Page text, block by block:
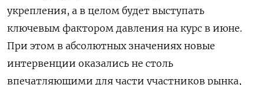
укрепления, а в целом будет выступать
ключевым фактором давления на курс в июне.
При этом в абсолютных ​значениях новые
интервенции оказались не столь
впечатляющими для части участников рынка,